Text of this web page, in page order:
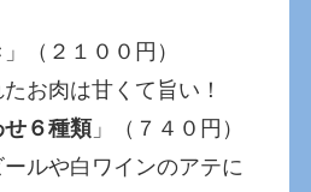
」（２１００円）
お肉は甘くて旨い！
６種類 」（７４０円）
ルや白ワインのアテに